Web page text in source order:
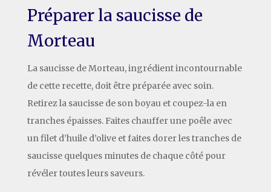
Préparer la saucisse de
Morteau
La saucisse de Morteau, ingrédient incontournable
de cette recette, doit être préparée avec soin.
Retirez la saucisse de son boyau et coupez-la en
tranches épaisses. Faites chauffer une poêle avec
un filet d’huile d’olive et faites dorer les tranches de
saucisse quelques minutes de chaque côté pour
révéler toutes leurs saveurs.